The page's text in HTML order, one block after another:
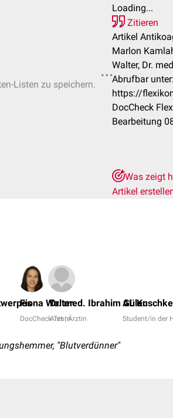
Listen zu speichern.
Loading...
Zitieren
Artikel
Marlon
Walter, Dr.
Abrufbar unter:
https://
DocCheck
Bearbeitung
Was zeigt
Artikel
Fiona Walter
DocCheck Team
Dr. med. Ibrahim Güler
Arzt | Ärztin
AL Kuschke
Student/in der
"Blutverdünner"